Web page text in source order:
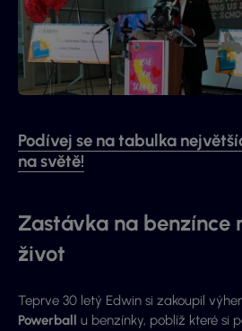
Podívej se na tabulka
na světě!
Zastávka na benzínce
život
Teprve 30 letý Edwin si zakoupil
Powerball
u benzínky, poblíž které si